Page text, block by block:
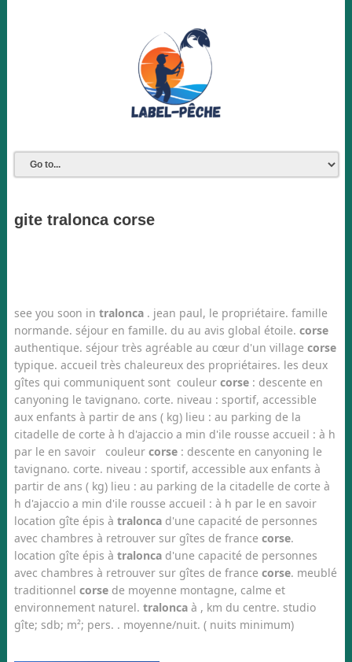
gite tralonca corse
see you soon in tralonca. jean paul, le propriétaire. famille
normande. séjour en famille. du au avis global étoile. corse
authentique. séjour très agréable au cœur d'un village corse
typique. accueil très chaleureux des propriétaires. les deux
gîtes qui communiquent sont couleur corse: descente en
canyoning le tavignano. corte. niveau : sportif, accessible
aux enfants à partir de ans ( kg) lieu : au parking de la
citadelle de corte à h d'ajaccio a min d'ile rousse accueil : à h
par le en savoir couleur corse: descente en canyoning le
tavignano. corte. niveau : sportif, accessible aux enfants à
partir de ans ( kg) lieu : au parking de la citadelle de corte à
h d'ajaccio a min d'ile rousse accueil : à h par le en savoir
location gîte épis à traloncad'une capacité de personnes
avec chambres à retrouver sur gîtes de france corse.
location gîte épis à traloncad'une capacité de personnes
avec chambres à retrouver sur gîtes de france corse. meublé
traditionnel corsede moyenne montagne, calme et
environnement naturel. traloncaà , km du centre. studio
gîte; sdb; m²; pers. . moyenne/nuit. ( nuits minimum)